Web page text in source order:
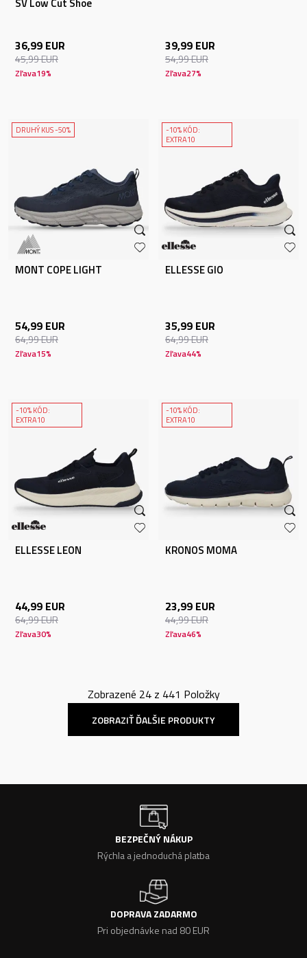
36,99 EUR
45,99EUR
Zľava19%
39,99 EUR
54,99EUR
Zľava27%
DRUHÝ KUS -50%
MONT COPE LIGHT
54,99 EUR
64,99EUR
Zľava15%
-10% KÓD:
EXTRA10
ELLESSE GIO
35,99 EUR
64,99EUR
Zľava44%
-10% KÓD:
EXTRA10
ELLESSE LEON
44,99 EUR
64,99EUR
Zľava30%
-10% KÓD:
EXTRA10
KRONOS MOMA
23,99 EUR
44,99EUR
Zľava46%
Zobrazené 24z 441 Položky
ZOBRAZIŤ ĎALŠIE PRODUKTY
BEZPEČNÝ NÁKUP
Rýchla a jednoduchá platba
DOPRAVA ZADARMO
Pri objednávke nad 80 EUR